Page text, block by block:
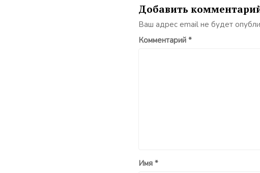
Добавить
Ваш адрес email не будет
Комментарий *
Имя *